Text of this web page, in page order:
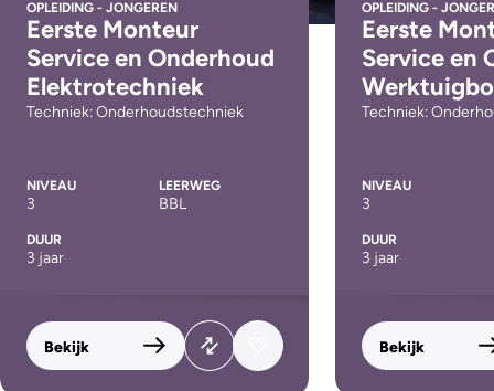
OPLEIDING - JONGEREN
Eerste Monteur
Service en Onderhoud
Elektrotechniek
Techniek: Onderhoudstechniek
NIVEAU
3
LEERWEG
BBL
DUUR
3 jaar
Bekijk
OPLEIDING -
Eerste
Service en
Techniek:
NIVEAU
3
DUUR
3 jaar
Bekijk